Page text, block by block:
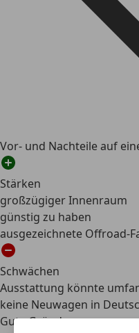
Vor- und Nachteile auf
Stärken
großzügiger Innenraum
günstig zu haben
ausgezeichnete Offroad-
Schwächen
Ausstattung könnte
keine Neuwagen in
Gute Gründe